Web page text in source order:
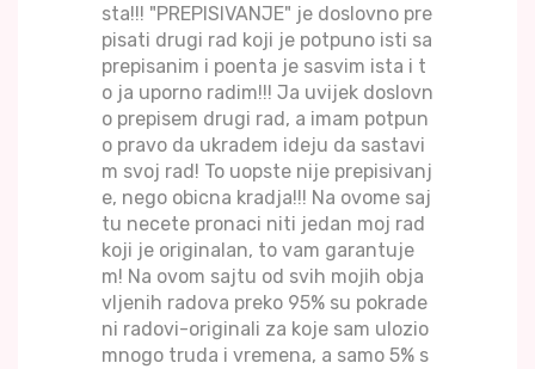
sta!!! "PREPISIVANJE" je doslovno pre
pisati drugi rad koji je potpuno isti sa
prepisanim i poenta je sasvim ista i t
o ja uporno radim!!! Ja uvijek doslovn
o prepisem drugi rad, a imam potpun
o pravo da ukradem ideju da sastavi
m svoj rad! To uopste nije prepisivanj
e, nego obicna kradja!!! Na ovome saj
tu necete pronaci niti jedan moj rad
koji je originalan, to vam garantuje
m! Na ovom sajtu od svih mojih obja
vljenih radova preko 95% su pokrade
ni radovi-originali za koje sam ulozio
mnogo truda i vremena, a samo 5% s